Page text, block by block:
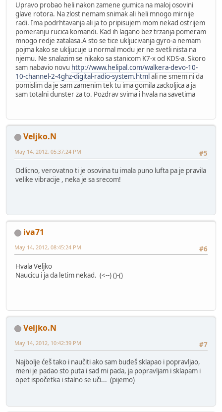
Upravo probao heli nakon zamene gumica na maloj osovini
glave rotora. Na zlost nemam snimak ali heli mnogo mirnije
radi. Ima podrhtavanja ali ja to pripisujem mom nekad ostrijem
pomeranju rucica komandi. Kad ih lagano bez trzanja pomeram
mnogo redje zatalasa.A sto se tice ukljucivanja gyro-a nemam
pojma kako se ukljucuje u normal modu jer ne svetli nista na
njemu. Ne snalazim se nikako sa stanicom K7-x od KDS-a. Skoro
sam nabavio novu http://www.helipal.com/walkera-devo-10-
10-channel-2-4ghz-digital-radio-system.htmlali ne smem ni da
pomislim da je sam zamenim tek tu ima gomila zackoljica a ja
sam totalni dunster za to. Pozdrav svima i hvala na savetima
Veljko.N
#5
May 14, 2012, 05:37:24 PM
Odlicno, verovatno ti je osovina tu imala puno lufta pa je pravila
velike vibracije , neka je sa srecom!
iva71
#6
May 14, 2012, 08:45:24 PM
Hvala Veljko
Naucicu i ja da letim nekad. (<--) ()-()
Veljko.N
#7
May 14, 2012, 10:42:39 PM
Najbolje ćeš tako i naučiti ako sam budeš sklapao i popravljao,
meni je padao sto puta i sad mi pada, ja popravljam i sklapam i
opet ispočetka i stalno se uči... (pijemo)